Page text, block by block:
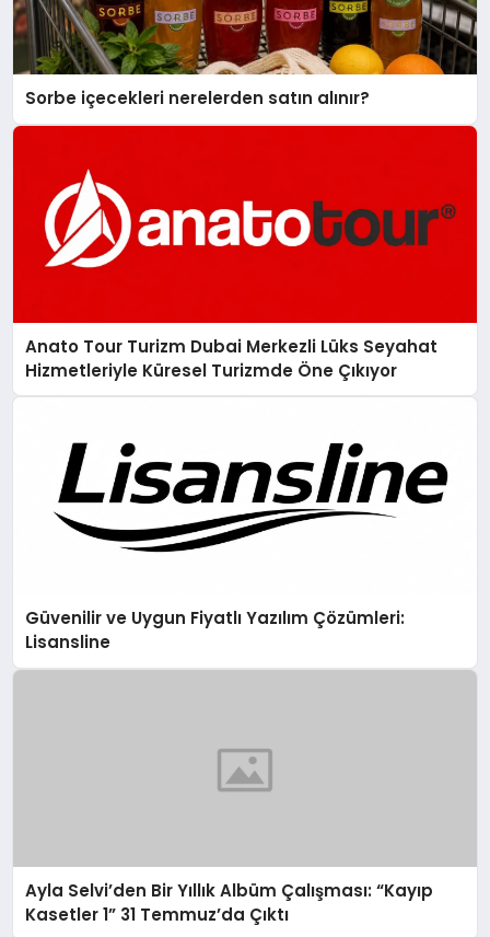
Sorbe içecekleri nerelerden satın alınır?
Anato Tour Turizm Dubai Merkezli Lüks Seyahat
Hizmetleriyle Küresel Turizmde Öne Çıkıyor
Güvenilir ve Uygun Fiyatlı Yazılım Çözümleri:
Lisansline
Ayla Selvi’den Bir Yıllık Albüm Çalışması: “Kayıp
Kasetler 1” 31 Temmuz’da Çıktı